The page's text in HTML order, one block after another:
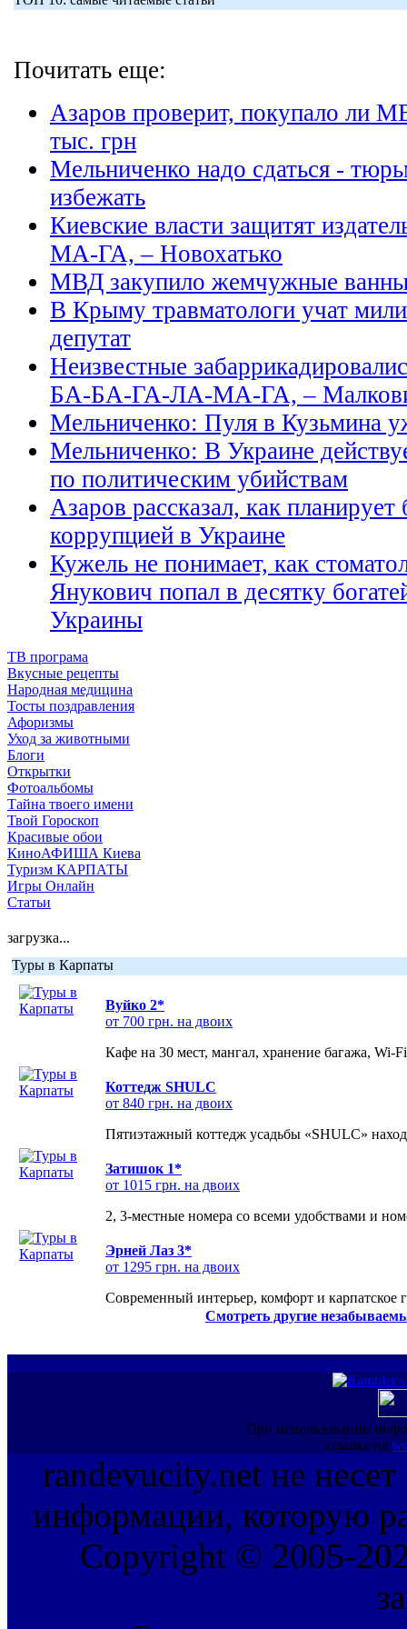
Почитать еще:
Азаров проверит, покупало ли
тыс. грн
Мельниченко надо сдаться -
избежать
Киевские власти защитят
МА-ГА, – Новохатько
МВД закупило жемчужные ванны
В Крыму травматологи учат
депутат
Неизвестные
БА-БА-ГА-ЛА-МА-ГА, –
Мельниченко: Пуля в Кузьмина
Мельниченко: В Украине
по политическим убийствам
Азаров рассказал, как планирует
коррупцией в Украине
Кужель не понимает, как
Янукович попал в десятку
Украины
ТВ програма
Вкусные рецепты
Народная медицина
Тосты поздравления
Афоризмы
Уход за животными
Блоги
Открытки
Фотоальбомы
Тайна твоего имени
Твой Гороскоп
Красивые обои
КиноАФИША Киева
Туризм КАРПАТЫ
Игры Онлайн
Статьи
загрузка...
Туры в Карпаты
Вуйко 2*
от 700 грн. на двоих
Кафе на 30 мест, мангал, хранение багажа, Wi-
Коттедж SHULC
от 840 грн. на двоих
Пятиэтажный коттедж усадьбы «SHULC»
Затишок 1*
от 1015 грн. на двоих
2, 3-местные номера со всеми удобствами и
Эрней Лаз 3*
от 1295 грн. на двоих
Современный интерьер, комфорт и карпатское
Смотреть другие
При использовании
ссылка на
randevucity.net не несет
информации, которую
Copyright © 2005-